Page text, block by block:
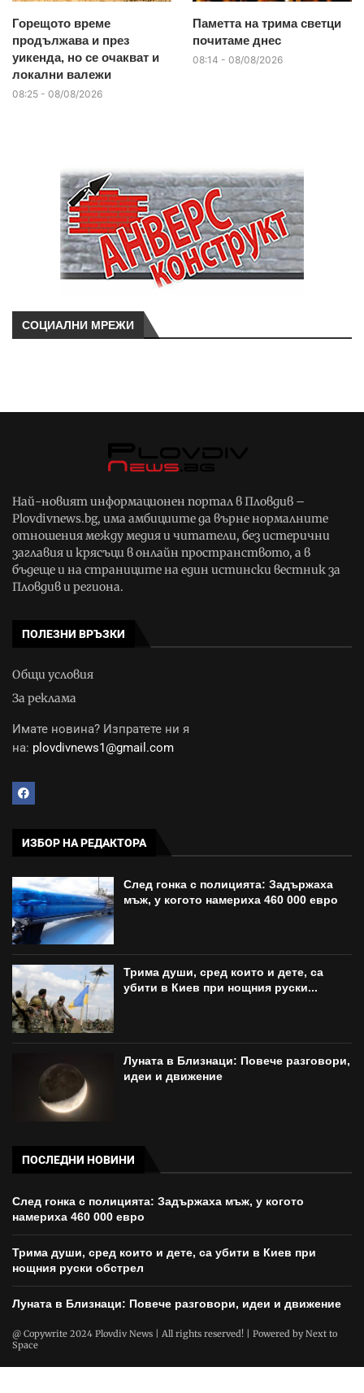
Горещото време
продължава и през
уикенда, но се очакват и
локални валежи
08:25 - 08/08/2026
Паметта на трима светци
почитаме днес
08:14 - 08/08/2026
СОЦИАЛНИ МРЕЖИ
Най-новият информационен портал в Пловдив –
Plovdivnews.bg, има амбициите да върне нормалните
отношения между медия и читатели, без истерични
заглавия и крясъци в онлайн пространството, а в
бъдеще и на страниците на един истински вестник за
Пловдив и региона.
ПОЛЕЗНИ ВРЪЗКИ
Общи условия
За реклама
Имате новина? Изпратете ни я
на: plovdivnews1@gmail.com
ИЗБОР НА РЕДАКТОРА
След гонка с полицията: Задържаха
мъж, у когото намериха 460 000 евро
Трима души, сред които и дете, са
убити в Киев при нощния руски...
Луната в Близнаци: Повече разговори,
идеи и движение
ПОСЛЕДНИ НОВИНИ
След гонка с полицията: Задържаха мъж, у когото
намериха 460 000 евро
Трима души, сред които и дете, са убити в Киев при
нощния руски обстрел
Луната в Близнаци: Повече разговори, идеи и движение
@ Copywrite 2024 Plovdiv News | All rights reserved! | Powered byNext to
Space